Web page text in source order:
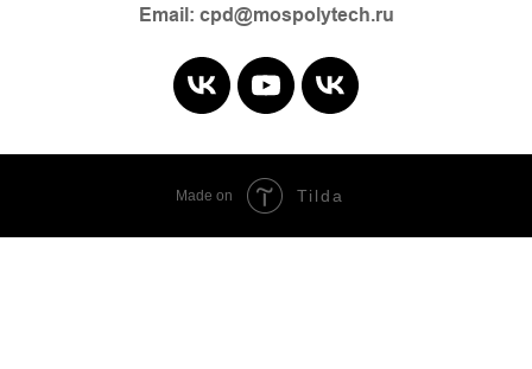
Email: cpd@mospolytech.ru
Made on Tilda